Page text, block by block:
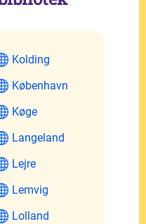
Kolding
København
Køge
Langeland
Lejre
Lemvig
Lolland